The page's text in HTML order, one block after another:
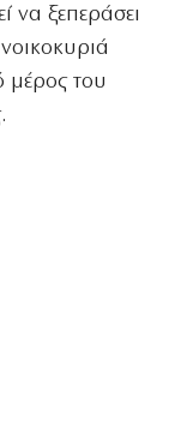
να ξεπεράσει
μέρος του